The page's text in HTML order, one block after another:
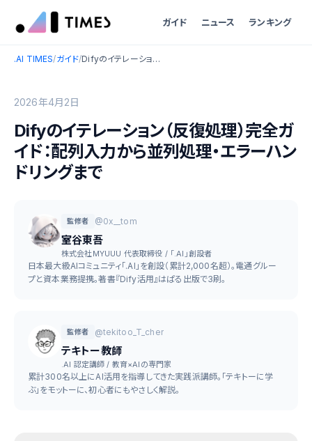
ガイド ニュース ランキング
.AI TIMES/ガイド/ Difyのイテレーション（反復処理）完全ガイド：配列入力から並列処理・エラーハンドリングまで
2026年4月2日
Difyのイテレーション（反復処理）完全ガ
イド：配列入力から並列処理・エラーハン
ドリングまで
監修者 @0x__tom
室谷東吾
株式会社MYUUU 代表取締役 / 「.AI」創設者
日本最大級AIコミュニティ「.AI」を創設（累計2,000名超）。電通グルー
プと資本業務提携。著書『Dify活用』はぱる出版で3刷。
監修者 @tekitoo_T_cher
テキトー教師
.AI 認定講師 / 教育×AIの専門家
累計300名以上にAI活用を指導してきた実践派講師。「テキトーに学
ぶ」をモットーに、初心者にもやさしく解説。